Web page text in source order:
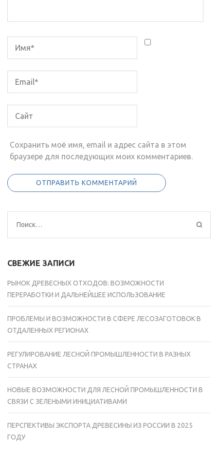
Сохранить моё имя, email и адрес сайта в этом
браузере для последующих моих комментариев.
Найти:
СВЕЖИЕ ЗАПИСИ
РЫНОК ДРЕВЕСНЫХ ОТХОДОВ: ВОЗМОЖНОСТИ
ПЕРЕРАБОТКИ И ДАЛЬНЕЙШЕЕ ИСПОЛЬЗОВАНИЕ
ПРОБЛЕМЫ И ВОЗМОЖНОСТИ В СФЕРЕ ЛЕСОЗАГОТОВОК В
ОТДАЛЕННЫХ РЕГИОНАХ
РЕГУЛИРОВАНИЕ ЛЕСНОЙ ПРОМЫШЛЕННОСТИ В РАЗНЫХ
СТРАНАХ
НОВЫЕ ВОЗМОЖНОСТИ ДЛЯ ЛЕСНОЙ ПРОМЫШЛЕННОСТИ В
СВЯЗИ С ЗЕЛЕНЫМИ ИНИЦИАТИВАМИ
ПЕРСПЕКТИВЫ ЭКСПОРТА ДРЕВЕСИНЫ ИЗ РОССИИ В 2025
ГОДУ